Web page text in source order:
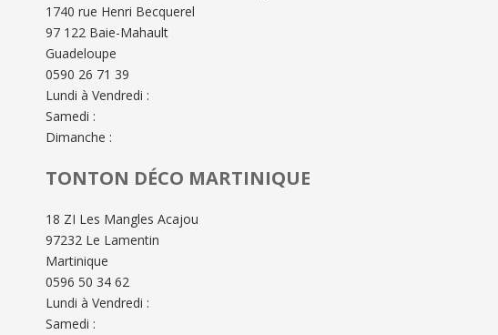
1740 rue Henri Becquerel
97 122 Baie-Mahault
Guadeloupe
0590 26 71 39
Lundi à Vendredi :
Samedi :
Dimanche :
TONTON DÉCO MARTINIQUE
18 ZI Les Mangles Acajou
97232 Le Lamentin
Martinique
0596 50 34 62
Lundi à Vendredi :
Samedi :